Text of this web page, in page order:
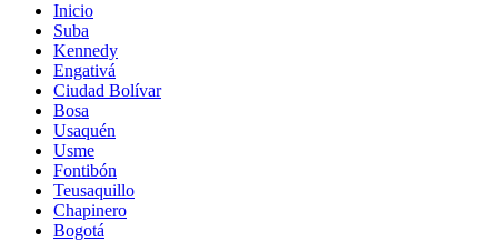
Inicio
Suba
Kennedy
Engativá
Ciudad Bolívar
Bosa
Usaquén
Usme
Fontibón
Teusaquillo
Chapinero
Bogotá